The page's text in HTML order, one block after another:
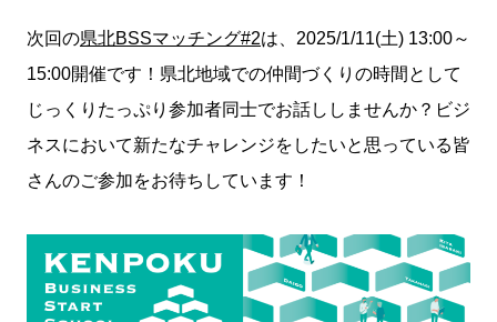
次回の県北BSSマッチング#2は、2025/1/11(土) 13:00～
15:00開催です！県北地域での仲間づくりの時間として
じっくりたっぷり参加者同士でお話ししませんか？ビジ
ネスにおいて新たなチャレンジをしたいと思っている皆
さんのご参加をお待ちしています！